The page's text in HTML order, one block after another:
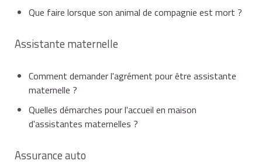
Que faire lorsque son animal de compagnie est mort ?
Assistante maternelle
Comment demander l'agrément pour être assistante
maternelle ?
Quelles démarches pour l'accueil en maison
d'assistantes maternelles ?
Assurance auto